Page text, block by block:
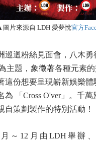
圖片來源自 LDH 愛夢悅官方
巡迴粉絲見面會，八木勇
為主題，象徵著各種元素
這份想要呈現嶄新娛樂體
為 「Cross O'ver」。千
自策劃製作的特別活動！
月～12月由LDH舉辦